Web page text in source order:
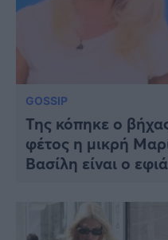
GOSSIP
Της κόπηκε ο
φέτος η μικρή
Βασίλη είναι ο